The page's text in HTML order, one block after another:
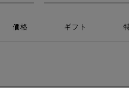
価格 ギフト